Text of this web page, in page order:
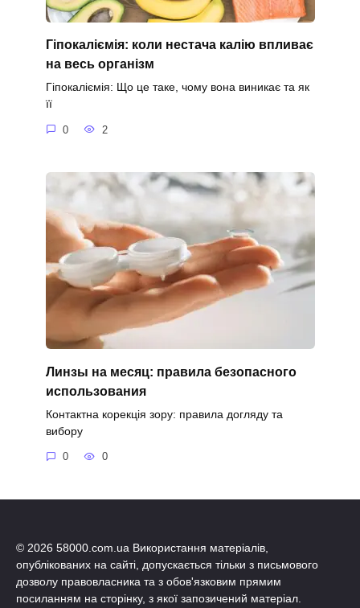
Гіпокаліємія: коли нестача калію впливає
на весь організм
Гіпокаліємія: Що це таке, чому вона виникає та як
її
0 2
Линзы на месяц: правила безопасного
использования
Контактна корекція зору: правила догляду та
вибору
0 0
© 2026 58000.com.ua Використання матеріалів,
опублікованих на сайті, допускається тільки з письмового
дозволу правовласника та з обов'язковим прямим
посиланням на сторінку, з якої запозичений матеріал.